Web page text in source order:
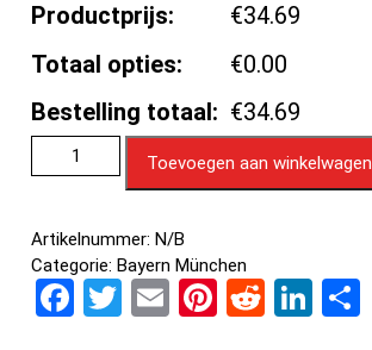
Productprijs:
€34.69
Totaal opties:
€0.00
Bestelling totaal: €34.69
Toevoegen aan winkelwagen
Artikelnummer:N/B
Categorie:Bayern München
F
T
E
Pi R
Li